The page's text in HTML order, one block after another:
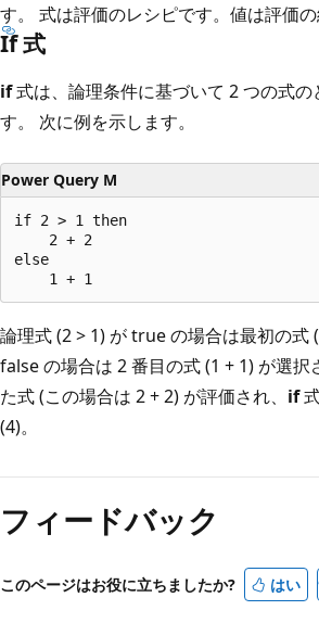
す。 式は評価のレシピです。値は評価の
If 式
if式は、論理条件に基づいて 2 つの式の
す。 次に例を示します。
Power Query M
if 2 > 1 then
    2 + 2
else
論理式 (2 > 1) が true の場合は最初の式
false の場合は 2 番目の式 (1 + 1) が選択
た式 (この場合は 2 + 2) が評価され、 if
(4)。
フィードバック
このページはお役に立ちましたか? はい